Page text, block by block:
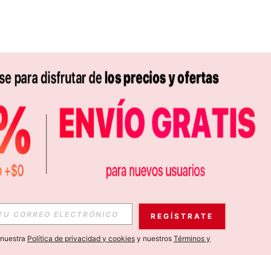
APP
EXCLUSIVAS, PROMOCIONES Y NOTICIAS DE SHEIN
Suscribir
REGÍSTRATE
Política de privacidad y cookies y nuestros Términos y